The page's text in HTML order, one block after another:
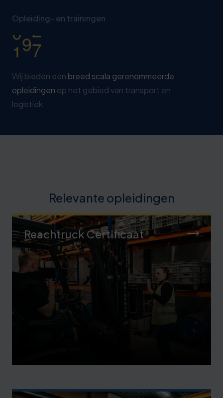
Opleiding- en trainingen
0
1
3
4
3
8
Wij bieden een breed scala gerenommeerde
opleidingen op het gebied van transport en
logistiek.
Relevante opleidingen
Reachtruck Certificaat